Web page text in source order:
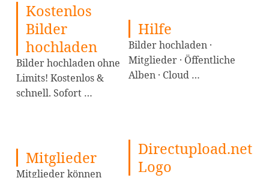
Kostenlos
Bilder
hochladen
Bilder hochladen ohne
Limits! Kostenlos &
schnell. Sofort …
Hilfe
Bilder hochladen ·
Mitglieder · Öffentliche
Alben · Cloud …
Mitglieder
Mitglieder können
Directupload.net
Logo